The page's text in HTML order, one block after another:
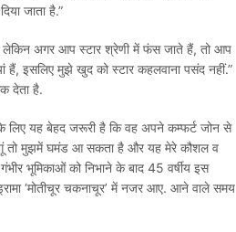
जाता है.”
है, लेकिन अगर आप स्टार श्रेणी में फंस जाते हैं, तो आप
हैं, इसलिए मुझे खुद को स्टार कहलवाना पसंद नहीं.”
देता है.
लिए यह बेहद जरूरी है कि वह अपने कम्फर्ट जोन से
तो मुझमें घमंड आ सकता है और यह मेरे कौशल व
भूमिकाओं को निभाने के बाद 45 वर्षीय इस
‘मोतीचूर चकनाचूर’ में नजर आए. आने वाले समय